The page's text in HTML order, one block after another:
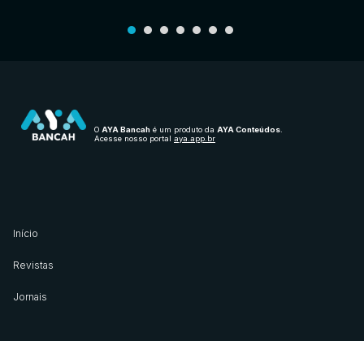
O AYA Bancah é um produto da AYA Conteúdos
Acesse nosso portal aya.app.br
Início
Revistas
Jornais